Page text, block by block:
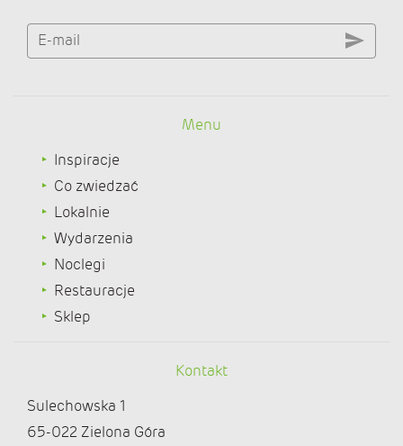
E-mail
Menu
Inspiracje
Co zwiedzać
Lokalnie
Wydarzenia
Noclegi
Restauracje
Sklep
Kontakt
Sulechowska 1
65-022 Zielona Góra